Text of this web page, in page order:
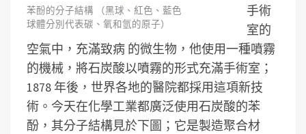
苯酚的分子結構 （黑球、紅色、藍色
球體分別代表碳、氧和氫的原子）
手術
室的
空氣中，充滿致病 的微生物，他使用一種噴霧
的機械，將石炭酸以噴霧的形式充滿手術室；
1878 年後，世界各地的醫院都採用這項新技
術。今天在化學工業都廣泛使用石炭酸的苯
酚，其分子結構見於下圖；它是製造聚合材